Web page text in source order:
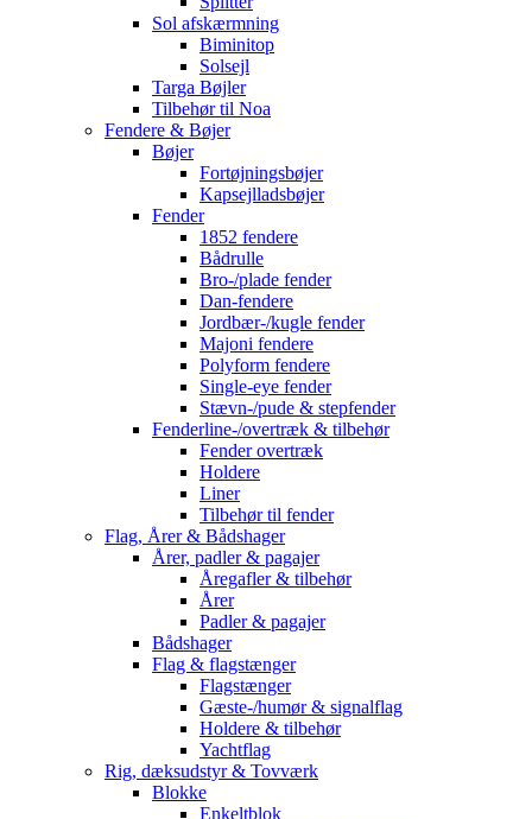
Sol afskærmning
Biminitop
Solsejl
Targa Bøjler
Tilbehør til Noa
Fendere & Bøjer
Bøjer
Fortøjningsbøjer
Kapsejlladsbøjer
Fender
1852 fendere
Bådrulle
Bro-/plade fender
Dan-fendere
Jordbær-/kugle fender
Majoni fendere
Polyform fendere
Single-eye fender
Stævn-/pude & stepfender
Fenderline-/overtræk & tilbehør
Fender overtræk
Holdere
Liner
Tilbehør til fender
Flag, Årer & Bådshager
Årer, padler & pagajer
Åregafler & tilbehør
Årer
Padler & pagajer
Bådshager
Flag & flagstænger
Flagstænger
Gæste-/humør & signalflag
Holdere & tilbehør
Yachtflag
Rig, dæksudstyr & Tovværk
Blokke
Enkeltblok